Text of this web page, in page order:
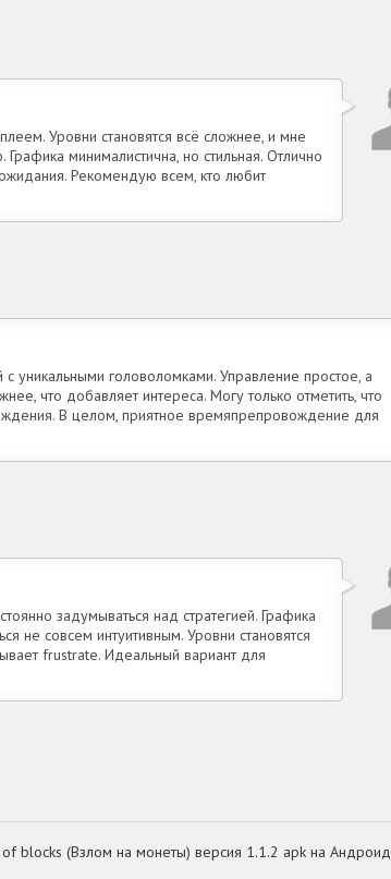
Уровни становятся всё сложнее, и мне
минималистична, но стильная. Отлично
Рекомендую всем, кто любит
уникальными головоломками. Управление простое, а
что добавляет интереса. Могу только отметить, что
В целом, приятное времяпрепровождение для
задумываться над стратегией. Графика
не совсем интуитивным. Уровни становятся
frustrate. Идеальный вариант для
of blocks (Взлом на монеты) версия 1.1.2 apk на Андроид